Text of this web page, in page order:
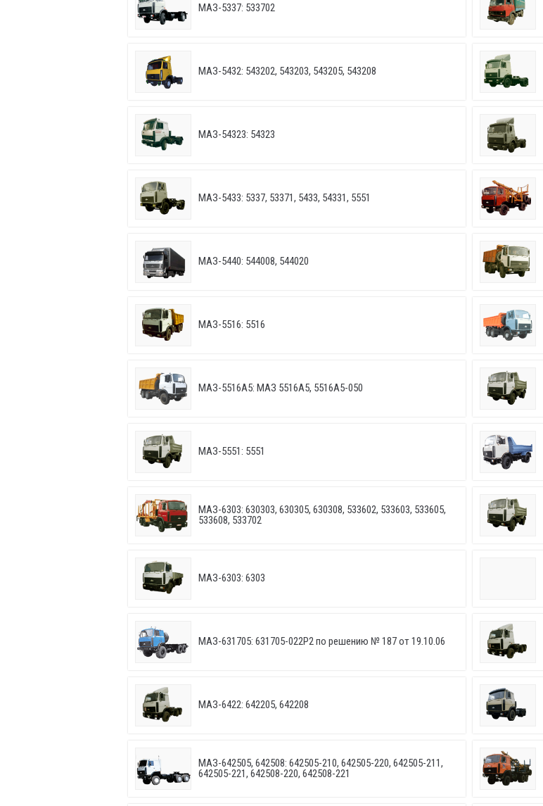
МАЗ-5337: 533702
МАЗ-5432: 543202, 543203, 543205, 543208
МАЗ-54323: 54323
МАЗ-5433: 5337, 53371, 5433, 54331, 5551
МАЗ-5440: 544008, 544020
МАЗ-5516: 5516
МАЗ-5516А5: МАЗ 5516А5, 5516А5-050
МАЗ-5551: 5551
МАЗ-6303: 630303, 630305, 630308, 533602, 533603, 533605,
533608, 533702
МАЗ-6303: 6303
МАЗ-631705: 631705-022P2 по решению № 187 от 19.10.06
МАЗ-6422: 642205, 642208
МАЗ-642505, 642508: 642505-210, 642505-220, 642505-211,
642505-221, 642508-220, 642508-221